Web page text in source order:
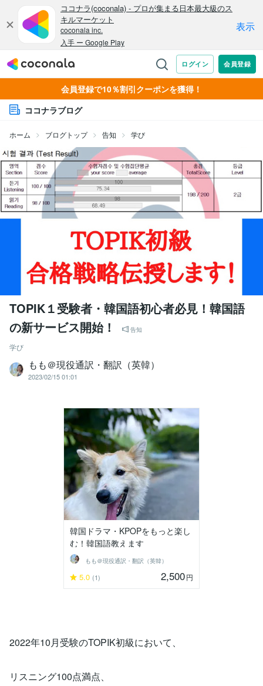
会員登録で10％割引クーポンを獲得！
ココナラブログ
ホーム ブログトップ 告知 学び
TOPIK１受験者・韓国語初心者必見！韓国語
の新サービス開始！
告知
学び
もも＠現役通訳・翻訳（英韓）
2023/02/15 01:01
韓国ドラマ・KPOPをもっと楽し
む！韓国語教えます
もも＠現役通訳・翻訳（英韓）
5.0 (1) 2,500円
2022年10月受験のTOPIK初級において、
リスニング100点満点、